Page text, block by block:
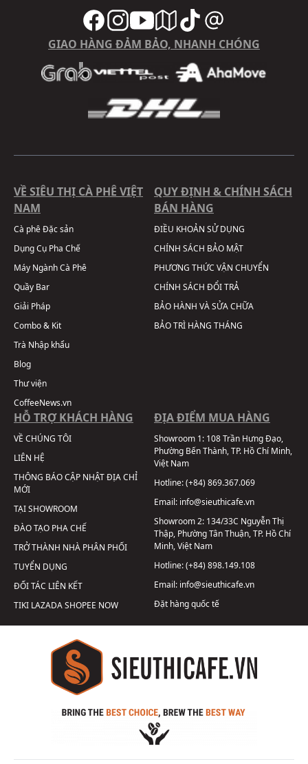
GIAO HÀNG ĐẢM BẢO, NHANH CHÓNG
VỀ SIÊU THỊ CÀ PHÊ VIỆT
NAM
Cà phê Đặc sản
Dụng Cụ Pha Chế
Máy Ngành Cà Phê
Quầy Bar
Giải Pháp
Combo & Kit
Trà Nhập khẩu
Blog
Thư viện
CoffeeNews.vn
QUY ĐỊNH & CHÍNH SÁCH
BÁN HÀNG
ĐIỀU KHOẢN SỬ DỤNG
CHÍNH SÁCH BẢO MẬT
PHƯƠNG THỨC VẬN CHUYỂN
CHÍNH SÁCH ĐỔI TRẢ
BẢO HÀNH VÀ SỬA CHỮA
BẢO TRÌ HÀNG THÁNG
HỖ TRỢ KHÁCH HÀNG
VỀ CHÚNG TÔI
LIÊN HỆ
THÔNG BÁO CẬP NHẬT ĐỊA CHỈ
MỚI
TẠI SHOWROOM
ĐÀO TẠO PHA CHẾ
TRỞ THÀNH NHÀ PHÂN PHỐI
TUYỂN DỤNG
ĐỐI TÁC LIÊN KẾT
TIKI LAZADASHOPEE NOW
ĐỊA ĐIỂM MUA HÀNG
Showroom 1: 108 Trần Hưng Đạo,
Phường Bến Thành, TP. Hồ Chí Minh,
Việt Nam
Hotline:(+84) 869.367.069
Email: info@sieuthicafe.vn
Showroom 2: 134/33C Nguyễn Thị
Thập, Phường Tân Thuận, TP. Hồ Chí
Minh, Việt Nam
Hotline:(+84) 898.149.108
Email: info@sieuthicafe.vn
Đặt hàng quốc tế